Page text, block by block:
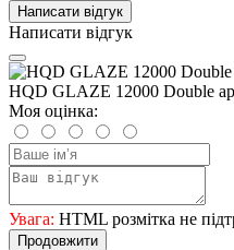
Написати відгук
Написати відгук
HQD GLAZE 12000 Double
Моя оцінка:
Увага: HTML розмітка не
Продовжити